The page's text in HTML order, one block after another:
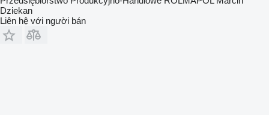
Dziekan
Liên hệ với người bán